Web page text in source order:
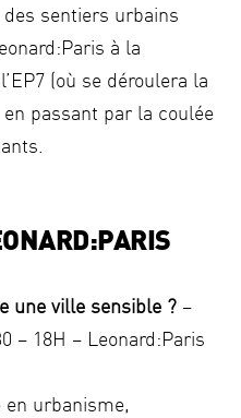
sentiers urbains
à la
(où se déroulera la
passant par la coulée
une ville sensible ? –
– 18H – Leonard:Paris
en urbanisme,